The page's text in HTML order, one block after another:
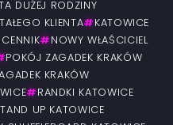
DUŻEJ RODZINY
KLIENTA# KATOWICE
# NOWY WŁAŚCICIEL
POKÓJ ZAGADEK KRAKÓW
KRAKÓW
# RANDKI KATOWICE
UP KATOWICE